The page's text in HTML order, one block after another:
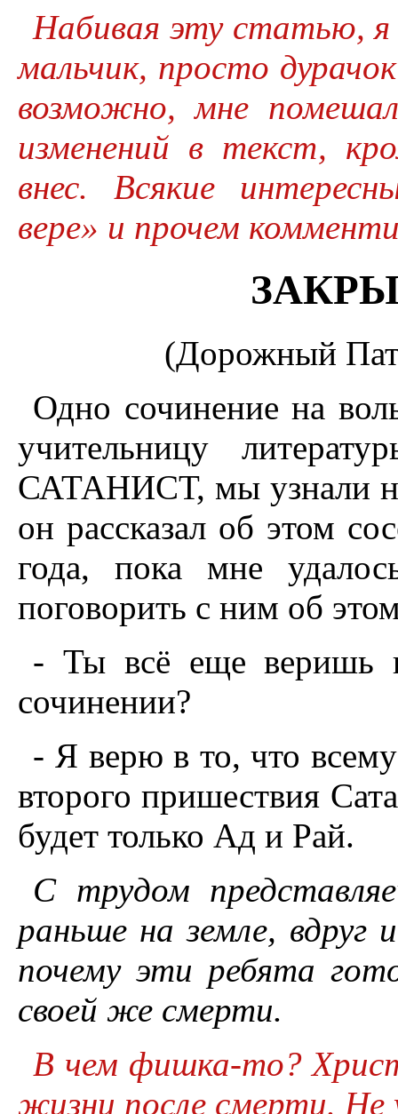
Набивая эту статью,
мальчик, просто
возможно, мне
изменений в текст,
внес. Всякие
вере» и прочем
(Дорожный
Одно сочинение на
учительницу
САТАНИСТ, мы узнали не
он рассказал об этом
года, пока мне
поговорить с ним об
- Ты всё еще веришь
сочинении?
- Я верю в то, что
второго пришествия
будет только Ад и Рай.
С трудом
раньше на земле, вдруг
почему эти ребята
своей же смерти.
В чем фишка-то?
жизни после смерти. Не